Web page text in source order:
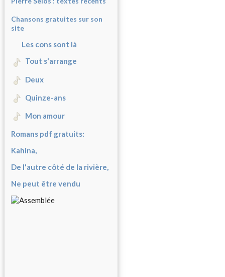
Chansons gratuites sur son
site
Les cons sont là
Tout s'arrange
Deux
Quinze-ans
Mon amour
Romans pdf gratuits:
Kahina,
De l'autre côté de la rivière,
Ne peut être vendu